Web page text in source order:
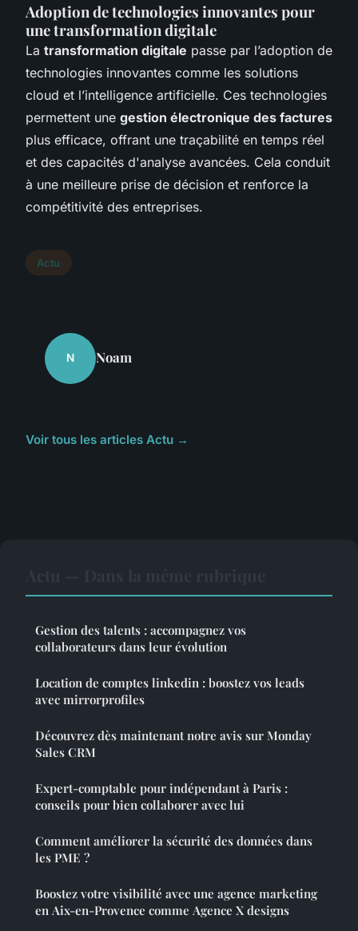
Adoption de technologies innovantes pour
une transformation digitale
La transformation digitale passe par l’adoption de
technologies innovantes comme les solutions
cloud et l’intelligence artificielle. Ces technologies
permettent une gestion électronique des factures
plus efficace, offrant une traçabilité en temps réel
et des capacités d'analyse avancées. Cela conduit
à une meilleure prise de décision et renforce la
compétitivité des entreprises.
Actu
N Noam
Voir tous les articles Actu →
Gestion des talents : accompagnez vos
collaborateurs dans leur évolution
Location de comptes linkedin : boostez vos leads
avec mirrorprofiles
Découvrez dès maintenant notre avis sur Monday
Sales CRM
Expert-comptable pour indépendant à Paris :
conseils pour bien collaborer avec lui
Comment améliorer la sécurité des données dans
les PME ?
Boostez votre visibilité avec une agence marketing
en Aix-en-Provence comme Agence X designs